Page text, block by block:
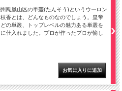
鳳凰山区の単叢(たんそう)というウーロン
香とは、どんなものなのでしょう。皇帝
の単叢、トップレベルの魅力ある単叢を
仕入れました。プロが作ったプロが愉し